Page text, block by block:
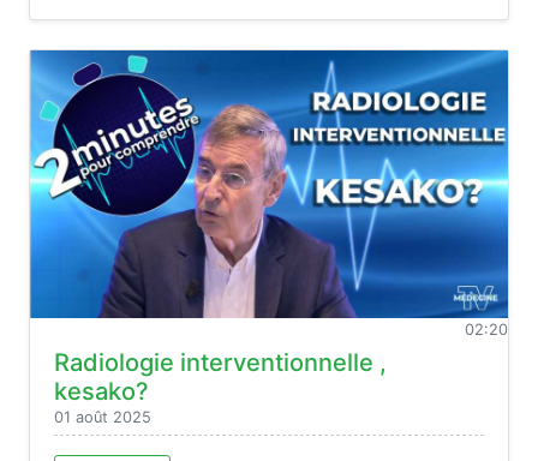
02:20
Radiologie interventionnelle ,
kesako?
01 août 2025